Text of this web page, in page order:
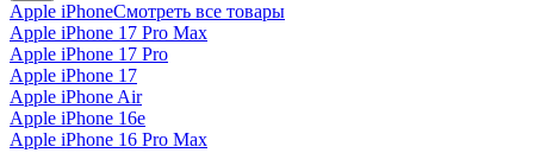
Apple iPhoneСмотреть все товары
Apple iPhone 17 Pro Max
Apple iPhone 17 Pro
Apple iPhone 17
Apple iPhone Air
Apple iPhone 16e
Apple iPhone 16 Pro Max